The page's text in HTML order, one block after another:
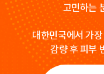
고민하는
대한민국에서 가
감량 후 피부